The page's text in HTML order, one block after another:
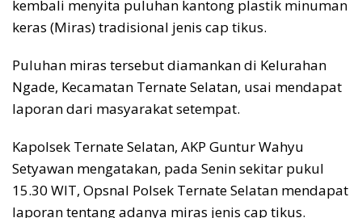
kembali menyita puluhan kantong plastik minuman
keras (Miras) tradisional jenis cap tikus.
Puluhan miras tersebut diamankan di Kelurahan
Ngade, Kecamatan Ternate Selatan, usai mendapat
laporan dari masyarakat setempat.
Kapolsek Ternate Selatan, AKP Guntur Wahyu
Setyawan mengatakan, pada Senin sekitar pukul
15.30 WIT, Opsnal Polsek Ternate Selatan mendapat
laporan tentang adanya miras jenis cap tikus.